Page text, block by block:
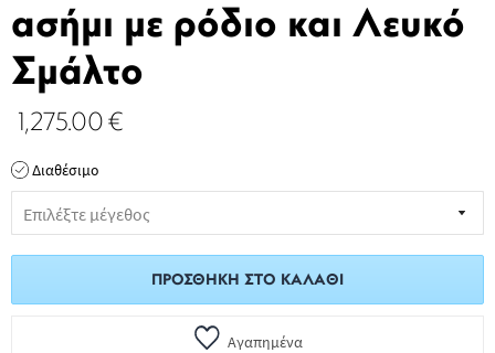
ασήμι με ρόδιο και Λευκό
Σμάλτο
1,275.00 €
Διαθέσιμο
ΠΡΟΣΘΉΚΗ ΣΤΟ ΚΑΛΆΘΙ
Αγαπημένα